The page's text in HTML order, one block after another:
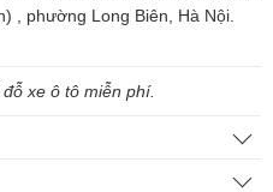
, phường Long Biên, Hà Nội.
xe ô tô miễn phí.